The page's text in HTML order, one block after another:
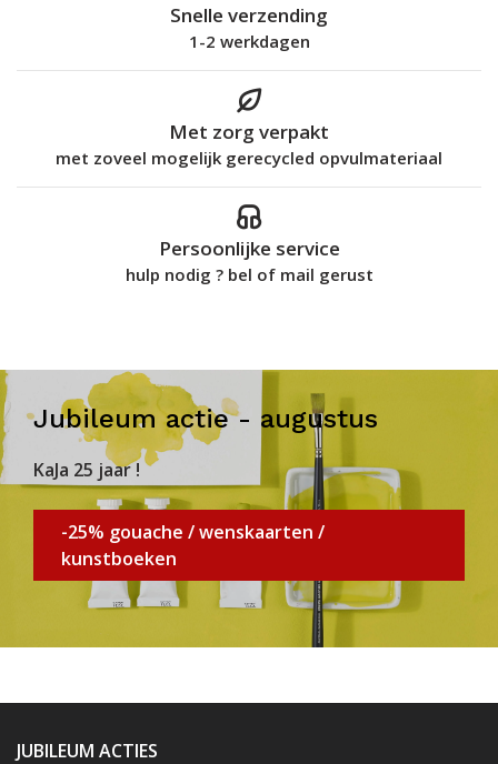
Snelle verzending
1-2 werkdagen
Met zorg verpakt
met zoveel mogelijk gerecycled opvulmateriaal
Persoonlijke service
hulp nodig ? bel of mail gerust
Jubileum actie - augustus
KaJa 25 jaar !
-25% gouache / wenskaarten /
kunstboeken
JUBILEUM ACTIES